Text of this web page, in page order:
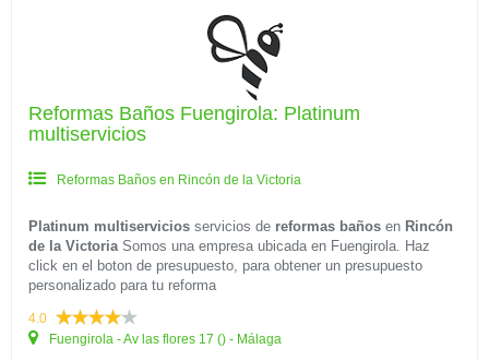
Reformas Baños Fuengirola: Platinum
multiservicios
Reformas Baños en Rincón de la Victoria
Platinum multiservicios servicios de reformas baños en Rincón
de la VictoriaSomos una empresa ubicada en Fuengirola. Haz
click en el boton de presupuesto, para obtener un presupuesto
personalizado para tu reforma
4.0
Fuengirola - Av las flores 17 () - Málaga